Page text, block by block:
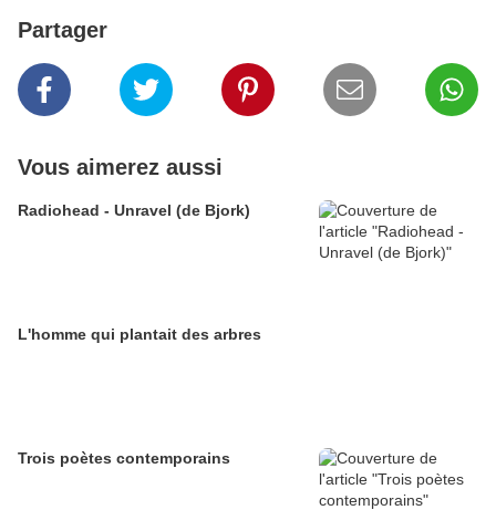
Partager
Vous aimerez aussi
Radiohead - Unravel (de Bjork)
L'homme qui plantait des arbres
Trois poètes contemporains